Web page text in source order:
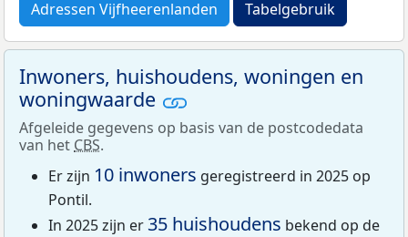
Adressen Vijfheerenlanden Tabelgebruik
Inwoners, huishoudens, woningen en
woningwaarde
Afgeleide gegevens op basis van de postcodedata
van het CBS.
Er zijn 10 inwoners geregistreerd in 2025 op
Pontil.
In 2025 zijn er 35 huishoudens bekend op de